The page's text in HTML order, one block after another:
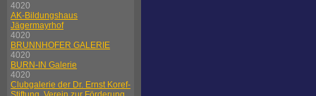
4020
AK-Bildungshaus
Jägermayrhof
4020
BRUNNHOFER GALERIE
4020
BURN-IN Galerie
4020
Clubgalerie der Dr. Ernst Koref-